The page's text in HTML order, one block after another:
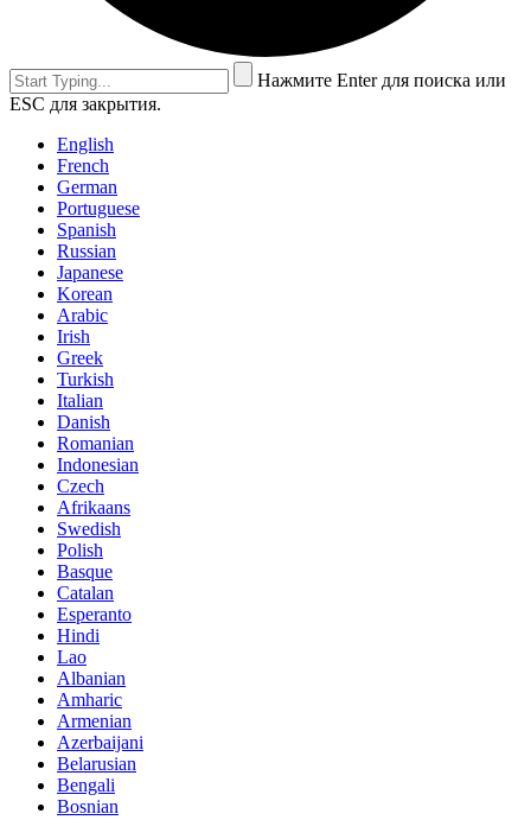
Нажмите Enter для поиска или
ESC для закрытия.
English
French
German
Portuguese
Spanish
Russian
Japanese
Korean
Arabic
Irish
Greek
Turkish
Italian
Danish
Romanian
Indonesian
Czech
Afrikaans
Swedish
Polish
Basque
Catalan
Esperanto
Hindi
Lao
Albanian
Amharic
Armenian
Azerbaijani
Belarusian
Bengali
Bosnian